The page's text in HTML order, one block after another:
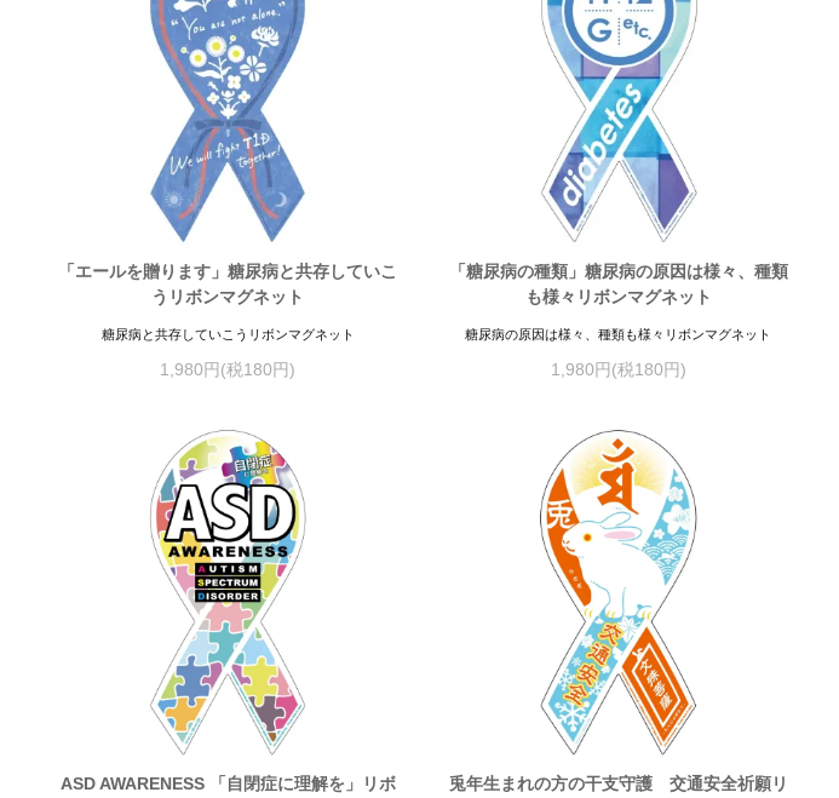
「エールを贈ります」糖尿病と共存していこ
うリボンマグネット
糖尿病と共存していこうリボンマグネット
1,980円(税180円)
「糖尿病の種類」糖尿病の原因は様々、種類
も様々リボンマグネット
糖尿病の原因は様々、種類も様々リボンマグネット
1,980円(税180円)
ASD AWARENESS 「自閉症に理解を」リボ
兎年生まれの方の干支守護 交通安全祈願リ